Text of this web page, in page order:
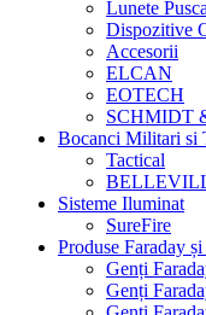
Lunete Pusca
Dispozitive
Accesorii
ELCAN
EOTECH
SCHMIDT
Bocanci Militari si
Tactical
Sisteme Iluminat
SureFire
Produse Faraday
Genți
Genți